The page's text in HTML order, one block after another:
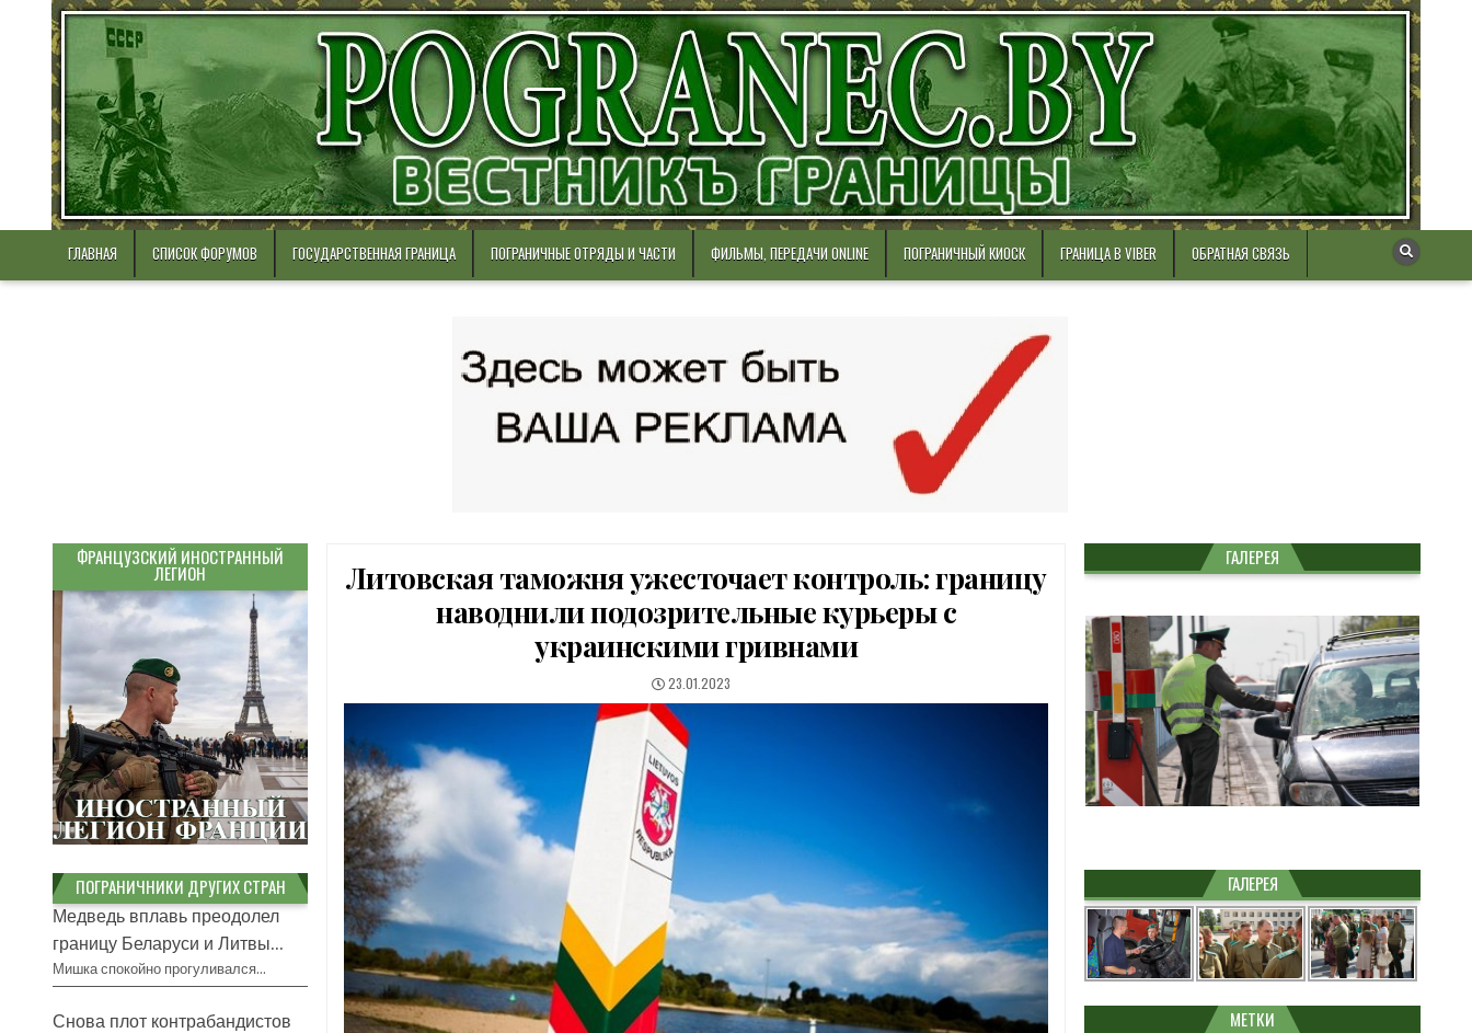
content
ГЛАВНАЯ СПИСОК ФОРУМОВ ГОСУДАРСТВЕННАЯ ГРАНИЦА ПОГРАНИЧНЫЕ ОТРЯДЫ И ЧАСТИ ФИЛЬМЫ, ПЕРЕДАЧИ ONLINE ПОГРАНИЧНЫЙ КИОСК ГРАНИЦА В VIBER ОБРАТНАЯ СВЯЗЬ
Литовская таможня ужесточает контроль: границу
наводнили подозрительные курьеры с
украинскими гривнами
PUBLISHED
DATE:
23.01.2023
ФРАНЦУЗСКИЙ ИНОСТРАННЫЙ
ЛЕГИОН
ПОГРАНИЧНИКИ ДРУГИХ СТРАН
Медведь вплавь преодолел
границу Беларуси и Литвы...
Мишка спокойно прогуливался…
Снова плот контрабандистов
ГАЛЕРЕЯ
ГАЛЕРЕЯ
МЕТКИ